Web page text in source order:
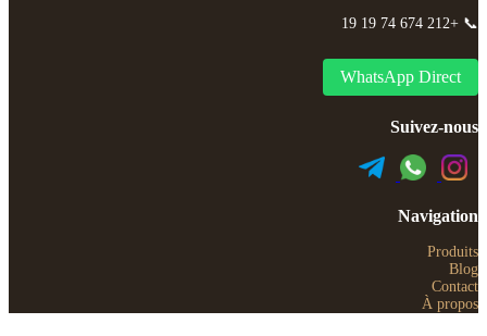
📞 +212 674 74 19 19
WhatsApp Direct
Suivez-nous
Navigation
Produits
Blog
Contact
À propos